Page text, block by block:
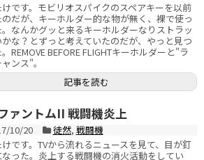
です。モビリオスパイクのスペアキーを以前
だが、キーホルダー的な物が無く、裸で使っ
なんかグッと来るキーホルダーなりストラッ
な？とずっと考えていたのだが、やっと見つ
REMOVE BEFORE FLIGHTキーホルダーと"ラ
ンス"。
記事を読む
ァントムII 戦闘機炎上
10/20 徒然, 戦闘機
です。TVから流れるニュースを見て、目が釘
った。炎上する戦闘機の消火活動をしてい